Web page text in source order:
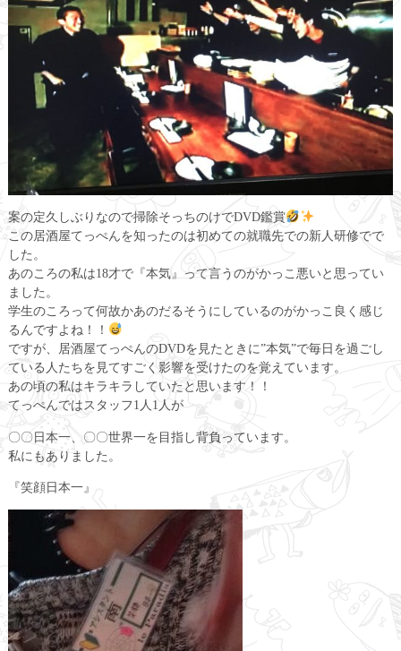
案の定久しぶりなので掃除そっちのけでDVD鑑賞
この居酒屋てっぺんを知ったのは初めての就職先での新人研修でで
した。
あのころの私は18才で『本気』って言うのがかっこ悪いと思ってい
ました。
学生のころって何故かあのだるそうにしているのがかっこ良く感じ
るんですよね！！
ですが、居酒屋てっぺんのDVDを見たときに”本気”で毎日を過ごし
ている人たちを見てすごく影響を受けたのを覚えています。
あの頃の私はキラキラしていたと思います！！
てっぺんではスタッフ1人1人が
〇〇日本一、〇〇世界一を目指し背負っています。
私にもありました。
『笑顔日本一』